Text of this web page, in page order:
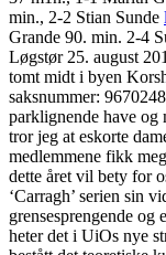
min., 2-2 Stian Sunde
Grande 90. min. 2-4
Løgstør 25. august
tomt midt i byen
saksnummer:
parklignende have og
tror jeg at eskorte
medlemmene fikk
dette året vil bety for
‘Carragh’ serien sin
grensesprengende og
heter det i UiOs nye